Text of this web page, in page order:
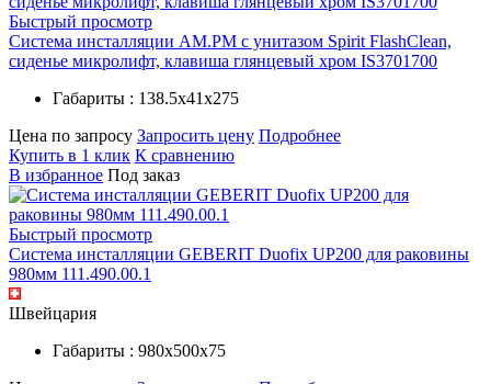
Быстрый просмотр
Система инсталляции AM.PM с унитазом Spirit FlashClean,
сиденье микролифт, клавиша глянцевый хром IS3701700
Габариты : 138.5х41х275
Цена по запросу Запросить цену Подробнее
Купить в 1 клик К сравнению
В избранное Под заказ
Быстрый просмотр
Система инсталляции GEBERIT Duofix UP200 для раковины
980мм 111.490.00.1
Швейцария
Габариты : 980х500х75